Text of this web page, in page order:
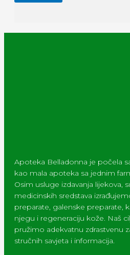
Apoteka Belladonna je počela
kao mala apoteka sa jednim
Osim usluge izdavanja lijekova,
medicinskih sredstava
preparate, galenske preparate,
njegu i regeneraciju kože. Naš
pružimo adekvatnu zdrastvenu
stručnih savjeta i informacija.